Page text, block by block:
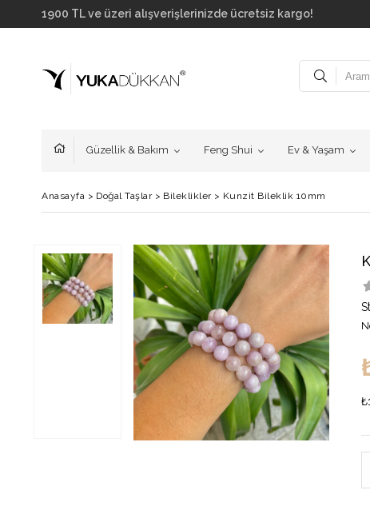
1900 TL ve üzeri alışverişlerinizde ücretsiz kargo!
Güzellik & Bakım Feng Shui Ev & Yaşam
Anasayfa > Doğal Taşlar> Bileklikler> Kunzit Bileklik 10mm